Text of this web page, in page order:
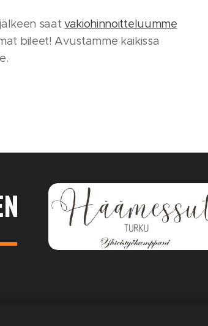
saat vakiohinnoitteluumme
bileet! Avustamme kaikissa